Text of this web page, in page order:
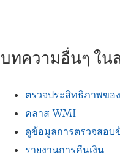
บทความอื่นๆ ใน
ตรวจประสิทธิภาพขอ
คลาส WMI
ดูข้อมูลการตรวจสอบ
รายงานการคืนเงิน